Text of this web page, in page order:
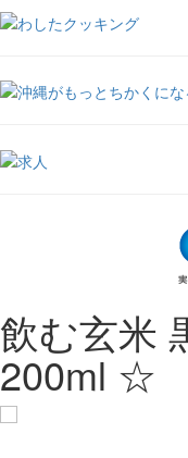
飲む玄米
200ml ☆